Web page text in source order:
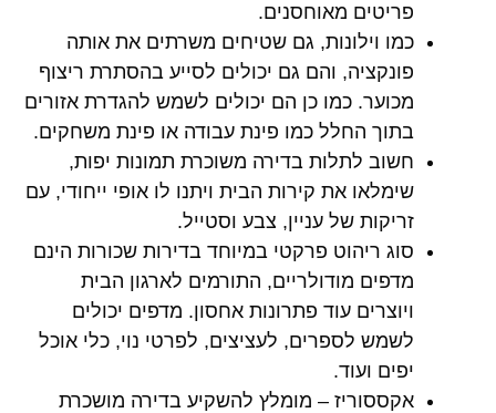
פריטים מאוחסנים.
כמו וילונות, גם שטיחים משרתים את אותה
פונקציה, והם גם יכולים לסייע בהסתרת ריצוף
מכוער. כמו כן הם יכולים לשמש להגדרת אזורים
בתוך החלל כמו פינת עבודה או פינת משחקים.
חשוב לתלות בדירה משוכרת תמונות יפות,
שימלאו את קירות הבית ויתנו לו אופי ייחודי, עם
זריקות של עניין, צבע וסטייל.
סוג ריהוט פרקטי במיוחד בדירות שכורות הינם
מדפים מודולריים, התורמים לארגון הבית
ויוצרים עוד פתרונות אחסון. מדפים יכולים
לשמש לספרים, לעציצים, לפרטי נוי, כלי אוכל
יפים ועוד.
אקססוריז – מומלץ להשקיע בדירה מושכרת